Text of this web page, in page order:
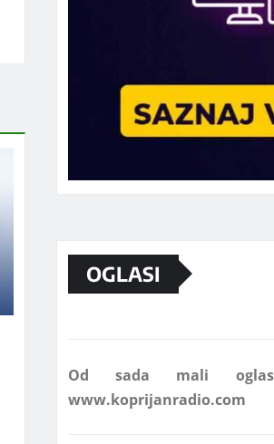
OGLASI
Marketing telefon 062 463 002